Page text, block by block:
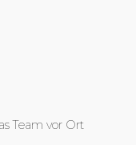
Team vor Ort